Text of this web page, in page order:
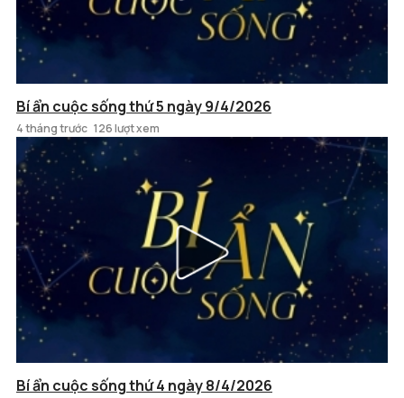
Bí ẩn cuộc sống thứ 5 ngày 9/4/2026
4 tháng trước 126 lượt xem
Bí ẩn cuộc sống thứ 4 ngày 8/4/2026